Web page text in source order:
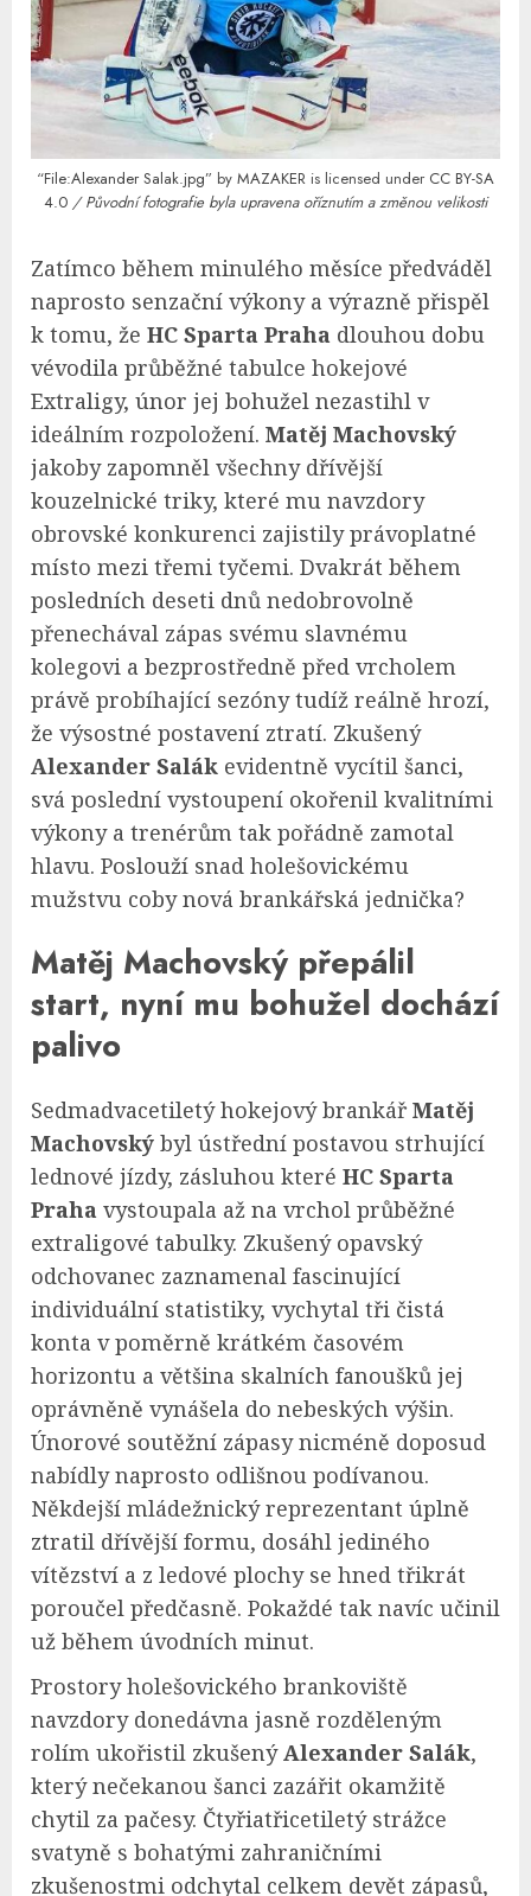
“File:Alexander Salak.jpg” by MAZAKER is licensed under CC BY-SA
4.0 / Původní fotografie byla upravena oříznutím a změnou velikosti
Zatímco během minulého měsíce předváděl
naprosto senzační výkony a výrazně přispěl
k tomu, že HC Sparta Praha dlouhou dobu
vévodila průběžné tabulce hokejové
Extraligy, únor jej bohužel nezastihl v
ideálním rozpoložení. Matěj Machovský
jakoby zapomněl všechny dřívější
kouzelnické triky, které mu navzdory
obrovské konkurenci zajistily právoplatné
místo mezi třemi tyčemi. Dvakrát během
posledních deseti dnů nedobrovolně
přenechával zápas svému slavnému
kolegovi a bezprostředně před vrcholem
právě probíhající sezóny tudíž reálně hrozí,
že výsostné postavení ztratí. Zkušený
Alexander Salák evidentně vycítil šanci,
svá poslední vystoupení okořenil kvalitními
výkony a trenérům tak pořádně zamotal
hlavu. Poslouží snad holešovickému
mužstvu coby nová brankářská jednička?
Matěj Machovský přepálil
start, nyní mu bohužel dochází
palivo
Sedmadvacetiletý hokejový brankářMatěj
Machovský byl ústřední postavou strhující
lednové jízdy, zásluhou které HC Sparta
Praha vystoupala až na vrchol průběžné
extraligové tabulky. Zkušený opavský
odchovanec zaznamenal fascinující
individuální statistiky, vychytal tři čistá
konta v poměrně krátkém časovém
horizontu a většina skalních fanoušků jej
oprávněně vynášela do nebeských výšin.
Únorové soutěžní zápasy nicméně doposud
nabídly naprosto odlišnou podívanou.
Někdejší mládežnický reprezentant úplně
ztratil dřívější formu, dosáhl jediného
vítězství a z ledové plochy se hned třikrát
poroučel předčasně. Pokaždé tak navíc učinil
už během úvodních minut.
Prostory holešovického brankoviště
navzdory donedávna jasně rozděleným
rolím ukořistil zkušenýAlexander Salák,
který nečekanou šanci zazářit okamžitě
chytil za pačesy. Čtyřiatřicetiletý strážce
svatyně s bohatými zahraničními
zkušenostmi odchytal celkem devět zápasů,